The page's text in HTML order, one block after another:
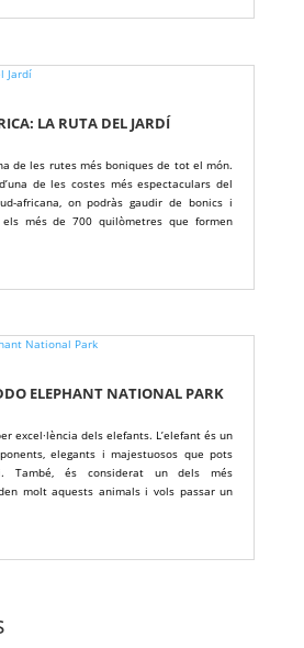
LA RUTA DEL JARDÍ
de les rutes més boniques de tot el món.
de les costes més espectaculars del
africana, on podràs gaudir de bonics i
més de 700 quilòmetres que formen
ELEPHANT NATIONAL PARK
excel·lència dels elefants. L’elefant és un
elegants i majestuosos que pots
També, és considerat un dels més
molt aquests animals i vols passar un